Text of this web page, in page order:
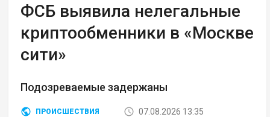
ФСБ выявила нелегальные
криптообменники в «Москве
сити»
Подозреваемые задержаны
ПРОИСШЕСТВИЯ
07.08.2026 13:35